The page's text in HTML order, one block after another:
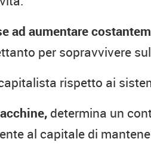
ad aumentare
per sopravvivere
rispetto ai
determina un
al capitale di